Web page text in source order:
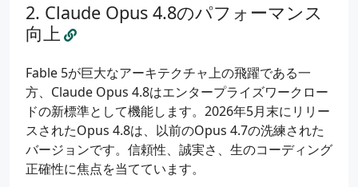
Claude Opus 4.8のパフォーマンス
向上
Fable 5が巨大なアーキテクチャ上の飛躍である一
方、Claude Opus 4.8はエンタープライズワークロー
ドの新標準として機能します。2026年5月末にリリー
スされたOpus 4.8は、以前のOpus 4.7の洗練された
バージョンです。信頼性、誠実さ、生のコーディング
正確性に焦点を当てています。